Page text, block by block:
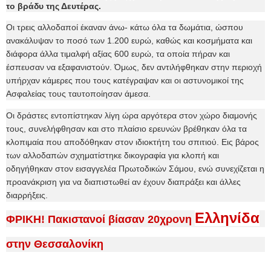
το βράδυ της Δευτέρας.
Οι τρεις αλλοδαποί έκαναν άνω- κάτω όλα τα δωμάτια, ώσπου
ανακάλυψαν το ποσό των 1.200 ευρώ, καθώς και κοσμήματα και
διάφορα άλλα τιμαλφή αξίας 600 ευρώ, τα οποία πήραν και
έσπευσαν να εξαφανιστούν. Όμως, δεν αντιλήφθηκαν στην περιοχή
υπήρχαν κάμερες που τους κατέγραψαν και οι αστυνομικοί της
Ασφαλείας τους ταυτοποίησαν άμεσα.
Οι δράστες εντοπίστηκαν λίγη ώρα αργότερα στον χώρο διαμονής
τους, συνελήφθησαν και στο πλαίσιο ερευνών βρέθηκαν όλα τα
κλοπιμαία που αποδόθηκαν στον ιδιοκτήτη του σπιτιού. Εις βάρος
των αλλοδαπών σχηματίστηκε δικογραφία για κλοπή και
οδηγήθηκαν στον εισαγγελέα Πρωτοδικών Σάμου, ενώ συνεχίζεται η
προανάκριση για να διαπιστωθεί αν έχουν διαπράξει και άλλες
διαρρήξεις.
ΦΡΙΚΗ! Πακιστανοί βίασαν 20χρονη Ελληνίδα
στην Θεσσαλονίκη